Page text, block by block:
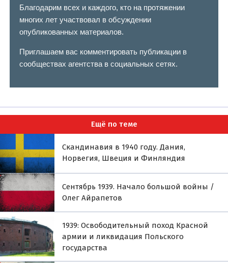
Благодарим всех и каждого, кто на протяжении
многих лет участвовал в обсуждении
опубликованных материалов.
Приглашаем вас комментировать публикации в
сообществах агентства в социальных сетях.
Ещё по теме
Скандинавия в 1940 году. Дания,
Норвегия, Швеция и Финляндия
Сентябрь 1939. Начало большой войны /
Олег Айрапетов
1939: Освободительный поход Красной
армии и ликвидация Польского
государства